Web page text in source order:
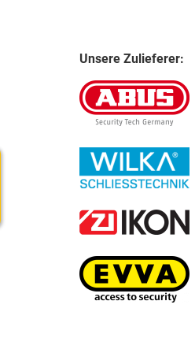
Unsere Zulieferer: